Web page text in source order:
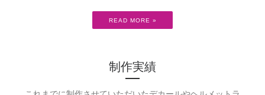
READ MORE »
制作実績